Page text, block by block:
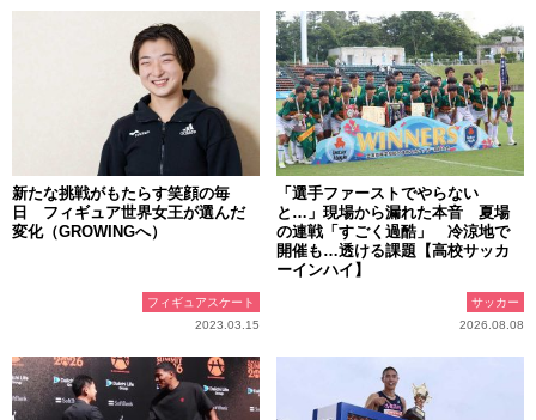
新たな挑戦がもたらす笑顔の毎
日 フィギュア世界女王が選んだ
変化（GROWINGへ）
フィギュアスケート
2023.03.15
「選手ファーストでやらない
と…」現場から漏れた本音 夏場
の連戦「すごく過酷」 冷涼地で
開催も…透ける課題【高校サッカ
ーインハイ】
サッカー
2026.08.08